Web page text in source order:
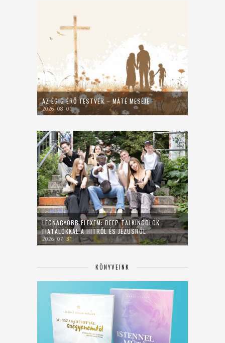
AZ ÉGIG ÉRŐ TESTVÉR – MÁTÉ MESÉJE
2026. 08. 01.
LEGNAGYOBB FLEXEM: DEEP TALKINGOLOK
FIATALOKKAL A HITRŐL ÉS JÉZUSRÓL
2026. 07. 31.
KÖNYVEINK